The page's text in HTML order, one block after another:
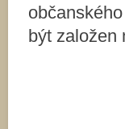
být založen